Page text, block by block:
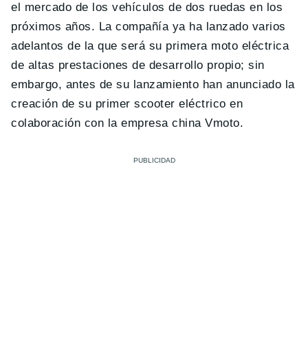
el mercado de los vehículos de dos ruedas en los
próximos años. La compañía ya ha lanzado varios
adelantos de la que será su primera moto eléctrica
de altas prestaciones de desarrollo propio; sin
embargo, antes de su lanzamiento han anunciado la
creación de su primer scooter eléctrico en
colaboración con la empresa china Vmoto.